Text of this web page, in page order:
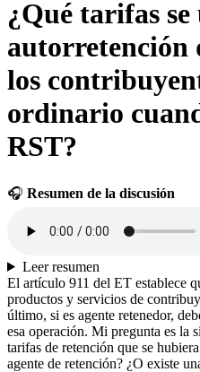
¿Qué tarifas
autorretención
los
ordinario
RST?
🎧 Resumen de la discusión
Leer resumen
El artículo 911 del ET establece
productos y servicios de
último, si es agente retenedor,
esa operación. Mi pregunta es la
tarifas de retención que se
agente de retención? ¿O existe